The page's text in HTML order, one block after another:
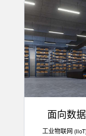
面向数
工业物联网